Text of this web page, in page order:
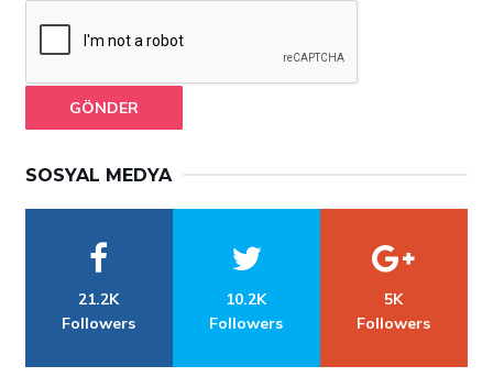
GÖNDER
SOSYAL MEDYA
21.2K
Followers
10.2K
Followers
5K
Followers